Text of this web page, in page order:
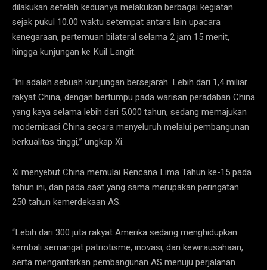
dilakukan setelah keduanya melakukan berbagai kegiatan
sejak pukul 10.00 waktu setempat antara lain upacara
kenegaraan, pertemuan bilateral selama 2 jam 15 menit,
hingga kunjungan ke Kuil Langit.
“Ini adalah sebuah kunjungan bersejarah. Lebih dari 1,4 miliar
rakyat China, dengan bertumpu pada warisan peradaban China
yang kaya selama lebih dari 5.000 tahun, sedang memajukan
modernisasi China secara menyeluruh melalui pembangunan
berkualitas tinggi,” ungkap Xi.
Xi menyebut China memulai Rencana Lima Tahun ke-15 pada
tahun ini, dan pada saat yang sama merupakan peringatan
250 tahun kemerdekaan AS.
“Lebih dari 300 juta rakyat Amerika sedang menghidupkan
kembali semangat patriotisme, inovasi, dan kewirausahaan,
serta mengantarkan pembangunan AS menuju perjalanan